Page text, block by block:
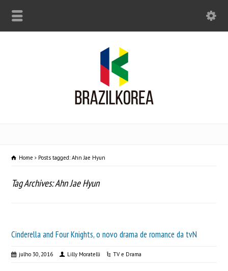
Home Posts tagged: Ahn Jae Hyun
Tag Archives: Ahn Jae Hyun
Cinderella and Four Knights, o novo drama de romance da tvN
julho 30, 2016 Lilly Moratelli TV e Drama